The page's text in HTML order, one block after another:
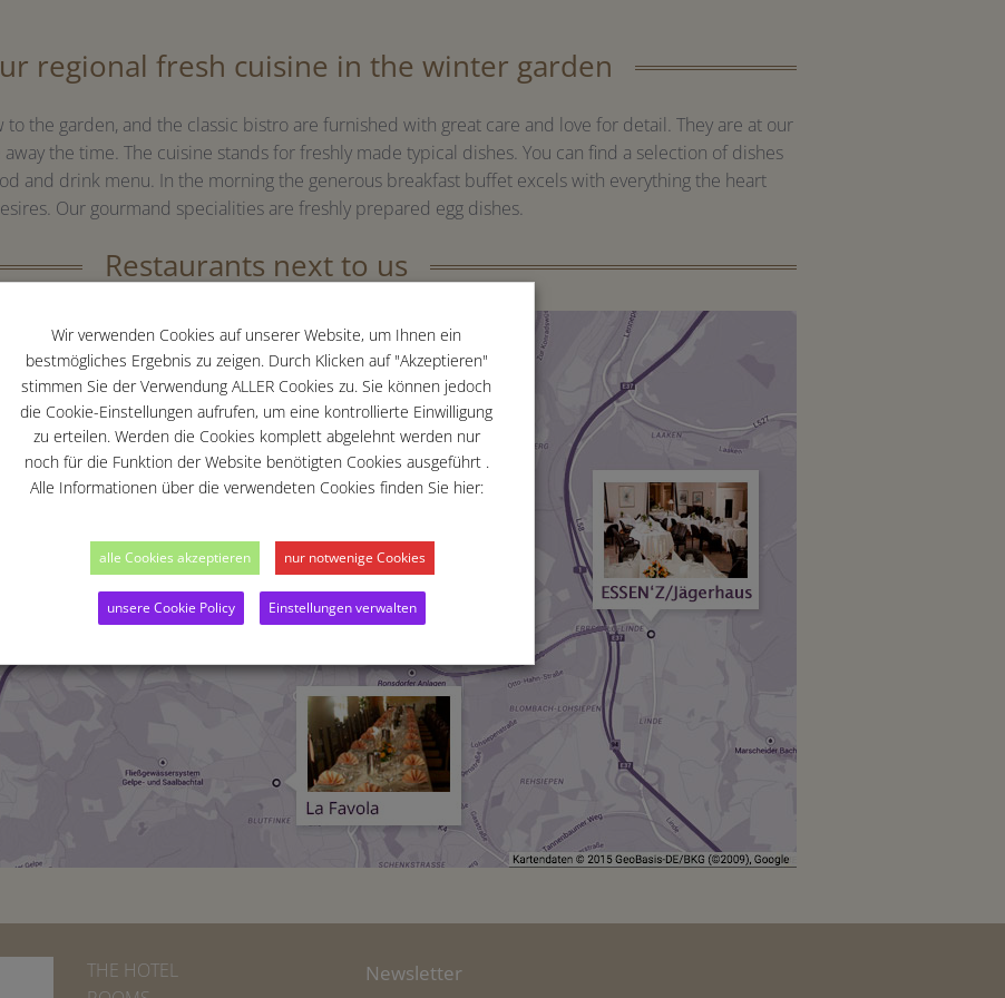
regional fresh cuisine in the winter garden
the garden, and the classic bistro are furnished with great care and love for detail. They are at our
the time. The cuisine stands for freshly made typical dishes. You can find a selection of dishes
and drink menu. In the morning the generous breakfast buffet excels with everything the heart
Our gourmand specialities are freshly prepared egg dishes.
Restaurants next to us
THE HOTEL
Newsletter
Wir verwenden Cookies auf unserer Website, um Ihnen ein
bestmögliches Ergebnis zu zeigen. Durch Klicken auf "Akzeptieren"
stimmen Sie der Verwendung ALLER Cookies zu. Sie können jedoch
die Cookie-Einstellungen aufrufen, um eine kontrollierte Einwilligung
zu erteilen. Werden die Cookies komplett abgelehnt werden nur
noch für die Funktion der Website benötigten Cookies ausgeführt .
Alle Informationen über die verwendeten Cookies finden Sie hier:
alle Cookies akzeptieren nur notwenige Cookies
unsere Cookie Policy Einstellungen verwalten